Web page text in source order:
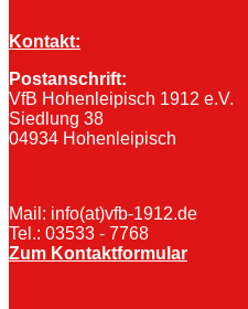
Kontakt:
Postanschrift:
VfB Hohenleipisch 1912 e.V.
Siedlung 38
04934 Hohenleipisch
Mail: info(at)vfb-1912.de
Tel.: 03533 - 7768
Zum Kontaktformular